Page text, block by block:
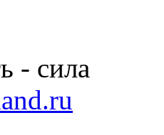
- сила